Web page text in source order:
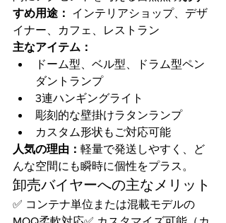
すめ用途：
インテリアショップ、デザ
イナー、カフェ、レストラン
主なアイテム：
ドーム型、ベル型、ドラム型ペン
ダントランプ
3連ハンギングライト
彫刻的な壁掛けラタンランプ
カスタム形状もご対応可能
人気の理由： 軽量で発送しやすく、ど
んな空間にも瞬時に個性をプラス。
卸売バイヤーへの主なメリット
✅ コンテナ単位または混載モデルの